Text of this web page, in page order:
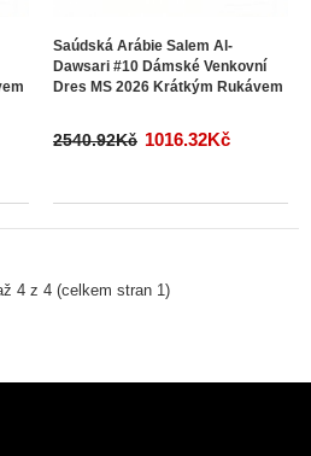
Saúdská Arábie Salem Al-
Dawsari #10 Dámské Venkovní
Dres MS 2026 Krátkým Rukávem
2540.92Kč 1016.32Kč
4 z 4 (celkem stran 1)